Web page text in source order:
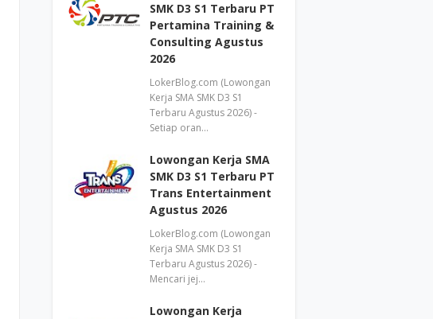
SMK D3 S1 Terbaru PT
Pertamina Training &
Consulting Agustus
2026
LokerBlog.com (Lowongan
Kerja SMA SMK D3 S1
Terbaru Agustus 2026) -
Setiap oran…
Lowongan Kerja SMA
SMK D3 S1 Terbaru PT
Trans Entertainment
Agustus 2026
LokerBlog.com (Lowongan
Kerja SMA SMK D3 S1
Terbaru Agustus 2026) -
Mencari jej…
Lowongan Kerja